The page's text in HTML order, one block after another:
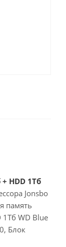
HDD 1Тб
Jonsbo
память
1Тб WD Blue
Блок